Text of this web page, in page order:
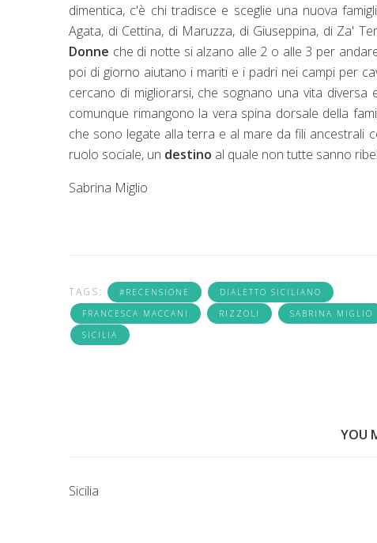
dimentica, c'è chi tradisce e sceglie una nuova
Agata, di Cettina, di Maruzza, di Giuseppina, di Za'
Donne che di notte si alzano alle 2 o alle 3 per
poi di giorno aiutano i mariti e i padri nei campi per
cercano di migliorarsi, che sognano una vita
comunque rimangono la vera spina dorsale della
che sono legate alla terra e al mare da fili ancestrali
ruolo sociale, un destino al quale non tutte sanno
Sabrina Miglio
TAGS: #RECENSIONE
DIALETTO SICILIANO
FRANCESCA MACCANI
RIZZOLI
SABRINA MIGLIO
SICILIA
YOU
Sicilia